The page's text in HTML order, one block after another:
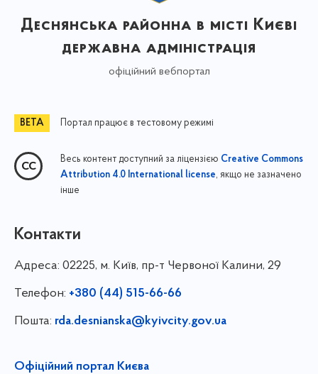
Деснянська районна в місті Києві
державна адміністрація
офіційний вебпортал
Портал працює в тестовому режимі
Весь контент доступний за ліцензією Creative Commons
Attribution 4.0 International license, якщо не зазначено
інше
Контакти
Адреса: 02225, м. Київ, пр-т Червоної Калини, 29
Телефон: +380 (44) 515-66-66
Пошта: rda.desnianska@kyivcity.gov.ua
Офіційний портал Києва